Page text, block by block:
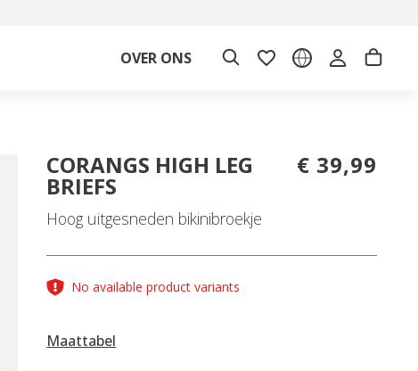
OVER ONS
CORANGS HIGH LEG
BRIEFS
Hoog uitgesneden bikinibroekje
€ 39,99
No available product variants
Maattabel